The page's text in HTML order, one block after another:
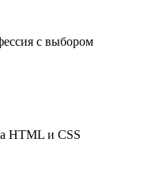
с выбором
HTML и CSS